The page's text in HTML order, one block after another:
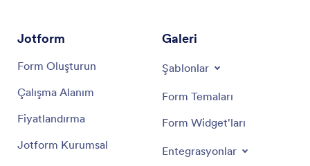
Jotform
Form Oluşturun
Çalışma Alanım
Fiyatlandırma
Jotform Kurumsal
Galeri
Şablonlar
Form Temaları
Form Widget'ları
Entegrasyonlar